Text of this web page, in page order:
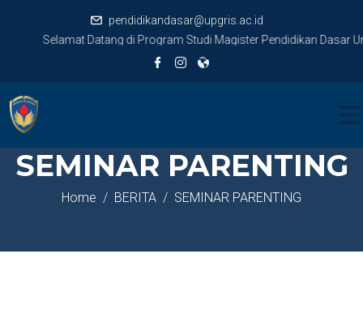
pendidikandasar@upgris.ac.id
Selamat Datang di Program Studi Magister Pendidikan Dasar
SEMINAR PARENTING
Home BERITA SEMINAR PARENTING